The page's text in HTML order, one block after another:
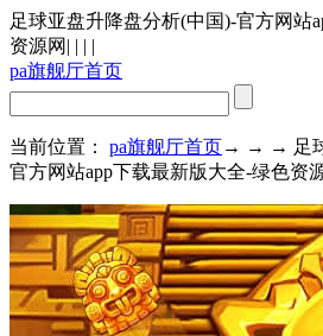
足球亚盘升降盘分析(中国)-官方网站
资源网 | | | |
pa旗舰厅首页
当前位置： pa旗舰厅首页→ → → 足球
官方网站app下载最新版大全-绿色资